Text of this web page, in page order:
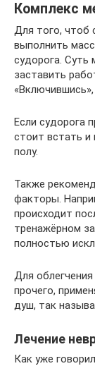
Комплекс
Для того, чтоб
выполнить
судорога.
заставить
Если судорога
стоит встать и
полу.
Также
факторы.
происходит
тренажёрном
полностью
Для
прочего,
душ, так
Лечение
Как уже